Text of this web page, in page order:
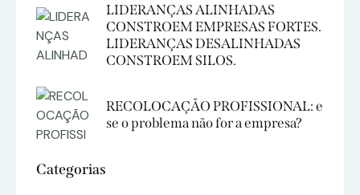
LIDERANÇAS ALINHADAS
CONSTROEM EMPRESAS FORTES.
LIDERANÇAS DESALINHADAS
CONSTROEM SILOS.
RECOLOCAÇÃO PROFISSIONAL: e
se o problema não for a empresa?
Categorias